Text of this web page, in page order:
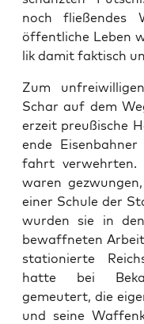
noch fließen­des
öffentliche Leben
lik damit fak­tisch
Zum
Schar auf dem
erzeit preußis­che
ende
fahrt ver­wehrten.
waren
ein­er Schule der
wur­den sie in
bewaffneten
sta­tion­ierte
hat­te bei
gemeutert, die
und seine